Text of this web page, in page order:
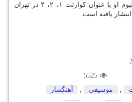
همچنین در سال ۹۴ تنها آلبوم او با عنوان كوارتت ۱، ۲، ۳ در تهران
یافته است.
5525
موسیقی آهنگساز